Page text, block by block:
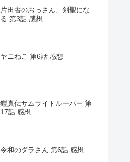
片田舎のおっさん、剣聖にな
る 第3話 感想
ヤニねこ 第6話 感想
鎧真伝サムライトルーパー 第
17話 感想
令和のダラさん 第6話 感想